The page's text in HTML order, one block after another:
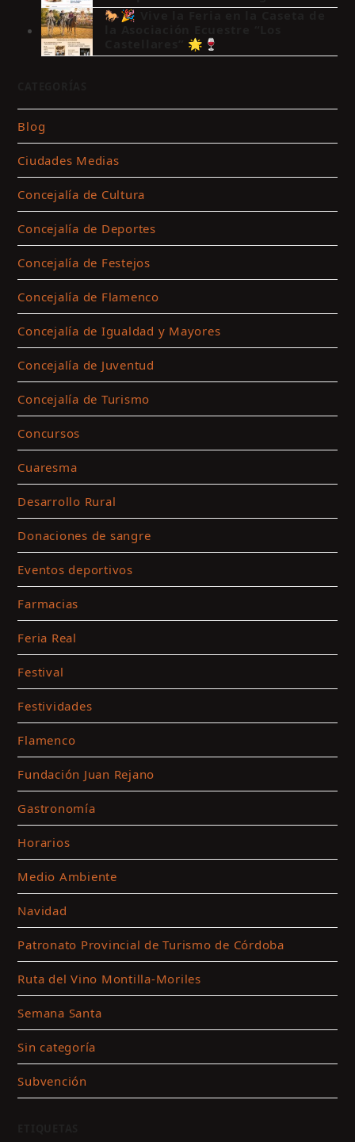
🐎🎉 Vive la Feria en la Caseta de
Castellares” 🌟🍷
Blog
Ciudades Medias
Concejalía de Cultura
Concejalía de Deportes
Concejalía de Festejos
Concejalía de Flamenco
Concejalía de Igualdad y Mayores
Concejalía de Juventud
Concejalía de Turismo
Concursos
Cuaresma
Desarrollo Rural
Donaciones de sangre
Eventos deportivos
Farmacias
Feria Real
Festival
Festividades
Flamenco
Fundación Juan Rejano
Gastronomía
Horarios
Medio Ambiente
Navidad
Patronato Provincial de Turismo de Córdoba
Ruta del Vino Montilla-Moriles
Semana Santa
Sin categoría
Subvención